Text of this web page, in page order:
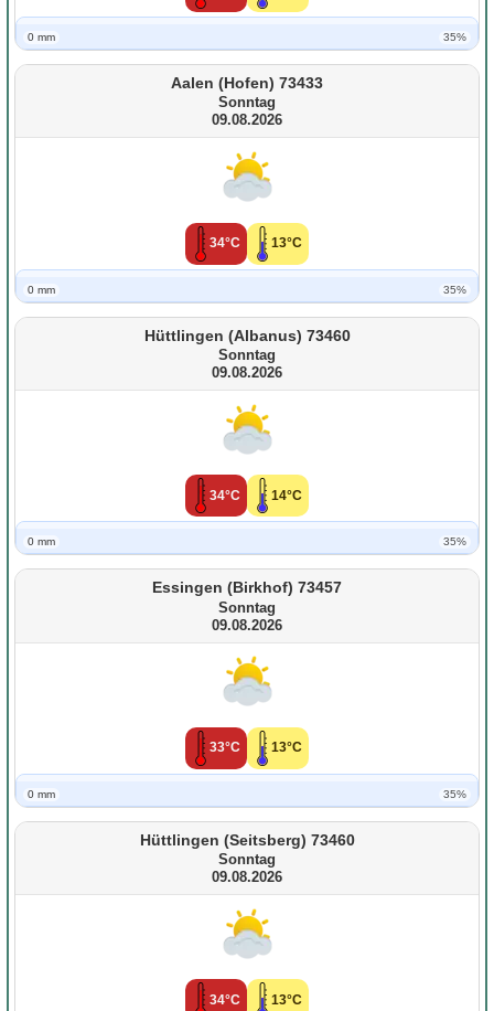
0 mm 35%
Aalen (Hofen) 73433
Sonntag
09.08.2026
34°C 13°C
0 mm 35%
Hüttlingen (Albanus) 73460
Sonntag
09.08.2026
34°C 14°C
0 mm 35%
Essingen (Birkhof) 73457
Sonntag
09.08.2026
33°C 13°C
0 mm 35%
Hüttlingen (Seitsberg) 73460
Sonntag
09.08.2026
34°C 13°C